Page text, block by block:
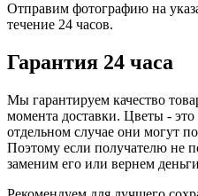
Отправим фотографию на
течение 24 часов.
Гарантия 24 часа
Мы гарантируем качество
момента доставки. Цветы -
отдельном случае они могут
Поэтому если получателю не
заменим его или вернем